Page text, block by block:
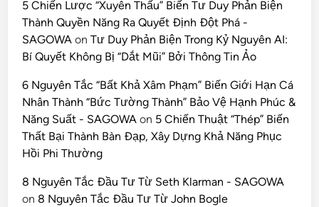
5 Chiến Lược “Xuyên Thấu” Biến Tư Duy Phản Biện
Thành Quyền Năng Ra Quyết Định Đột Phá -
SAGOWA onTư Duy Phản Biện Trong Kỷ Nguyên AI:
Bí Quyết Không Bị “Dắt Mũi” Bởi Thông Tin Ảo
6 Nguyên Tắc “Bất Khả Xâm Phạm” Biến Giới Hạn Cá
Nhân Thành “Bức Tường Thành” Bảo Vệ Hạnh Phúc &
Năng Suất - SAGOWA on 5 Chiến Thuật “Thép” Biến
Thất Bại Thành Bàn Đạp, Xây Dựng Khả Năng Phục
Hồi Phi Thường
8 Nguyên Tắc Đầu Tư Từ Seth Klarman - SAGOWA
on 8 Nguyên Tắc Đầu Tư Từ John Bogle